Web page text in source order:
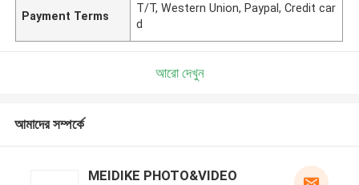
Payment Terms
T/T, Western Union, Paypal, Credit car
d
আরো দেখুন
আমাদের সম্পর্কে
MEIDIKE PHOTO&VIDEO